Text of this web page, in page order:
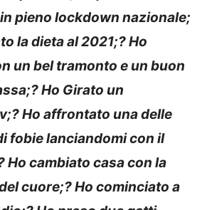
pieno lockdown nazionale;
la dieta al 2021;? Ho
un bel tramonto e un buon
Ho Girato un
Ho affrontato una delle
fobie lanciandomi con il
Ho cambiato casa con la
cuore;? Ho cominciato a